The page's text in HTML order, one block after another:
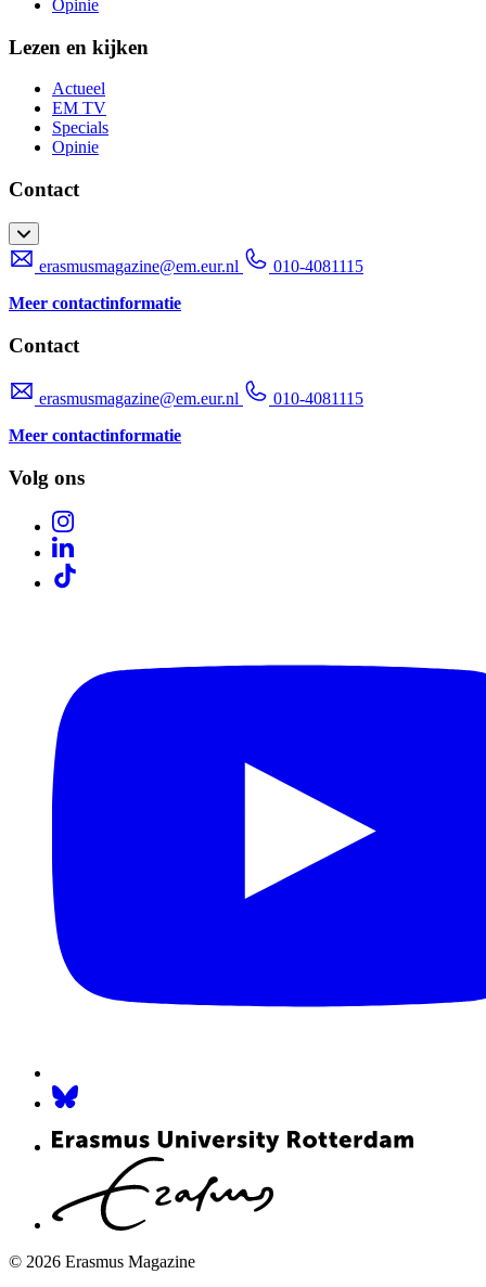
Opinie
Lezen en kijken
Actueel
EM TV
Specials
Opinie
Contact
erasmusmagazine@em.eur.nl
010-4081115
Meer contactinformatie
Contact
erasmusmagazine@em.eur.nl
010-4081115
Meer contactinformatie
Volg ons
© 2026 Erasmus Magazine